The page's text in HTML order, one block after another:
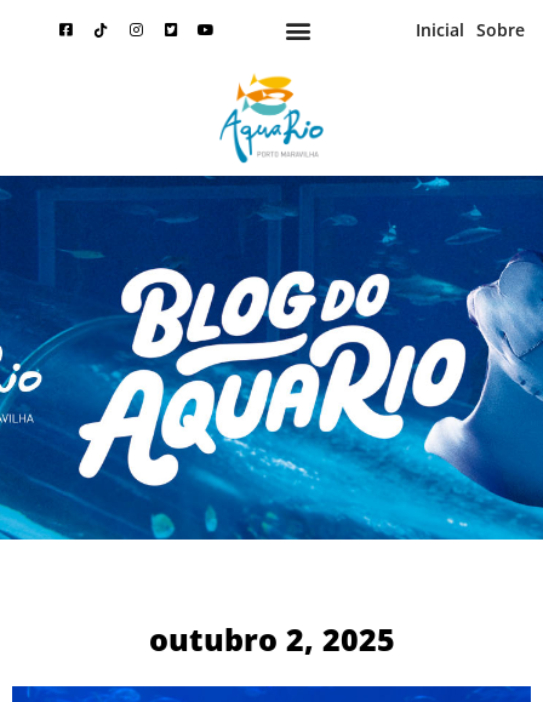
Inicial Sobre
outubro 2, 2025